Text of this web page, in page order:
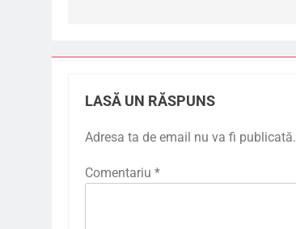
LASĂ UN RĂSPUNS
Adresa ta de email nu va fi publicată.
Comentariu *